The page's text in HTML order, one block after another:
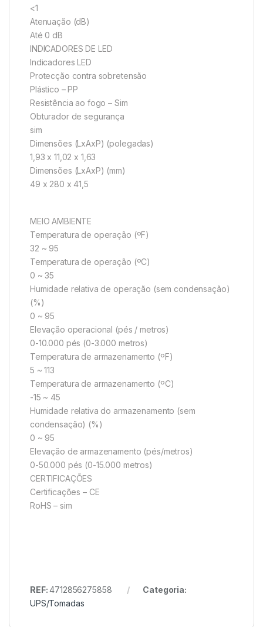
<1
Atenuação (dB)
Até 0 dB
INDICADORES DE LED
Indicadores LED
Protecção contra sobretensão
Plástico – PP
Resistência ao fogo – Sim
Obturador de segurança
sim
Dimensões (LxAxP) (polegadas)
1,93 x 11,02 x 1,63
Dimensões (LxAxP) (mm)
49 x 280 x 41,5
MEIO AMBIENTE
Temperatura de operação (ºF)
32 ~ 95
Temperatura de operação (ºC)
0 ~ 35
Humidade relativa de operação (sem condensação)
(%)
0 ~ 95
Elevação operacional (pés / metros)
0-10.000 pés (0-3.000 metros)
Temperatura de armazenamento (ºF)
5 ~ 113
Temperatura de armazenamento (ºC)
-15 ~ 45
Humidade relativa do armazenamento (sem
condensação) (%)
0 ~ 95
Elevação de armazenamento (pés/metros)
0-50.000 pés (0-15.000 metros)
CERTIFICAÇÕES
Certificações – CE
RoHS – sim
REF:4712856275858
Categoria:
UPS/Tomadas